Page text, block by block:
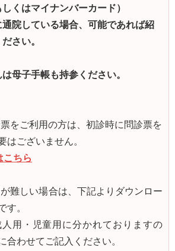
くはマイナンバーカード）
院している場合、可能であれば紹
さい。
母子手帳も持参ください。
をご利用の方は、初診時に問診票を
はございません。
こちら
難しい場合は、下記よりダウンロー
す。
用・児童用に分かれておりますの
合わせてご記入ください。